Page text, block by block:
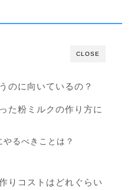
CLOSE
のに向いているの？
た粉ミルクの作り方に
やるべきことは？
りコストはどれぐらい